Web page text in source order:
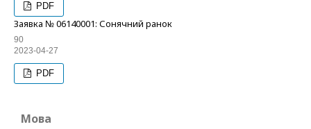
PDF
Заявка № 06140001: Сонячний ранок
90
2023-04-27
PDF
Мова